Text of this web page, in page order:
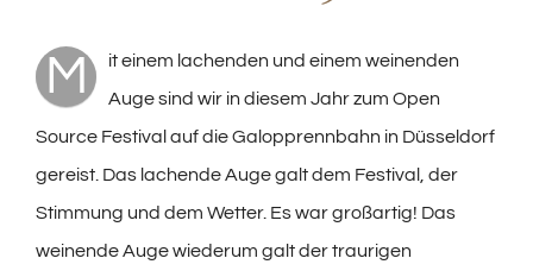
M
it einem lachenden und einem weinenden
Auge sind wir in diesem Jahr zum Open
Source Festival auf die Galopprennbahn in Düsseldorf
gereist. Das lachende Auge galt dem Festival, der
Stimmung und dem Wetter. Es war großartig! Das
weinende Auge wiederum galt der traurigen